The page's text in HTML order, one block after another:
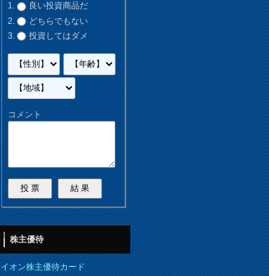
良い投資商品だ
どちらでもない
投資してはダメ
コメント
株主優待
イオン株主優待カード